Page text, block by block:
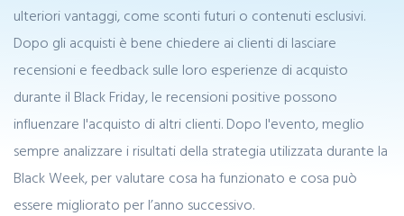
ulteriori vantaggi, come sconti futuri o contenuti esclusivi.
Dopo gli acquisti è bene chiedere ai clienti di lasciare
recensioni e feedback sulle loro esperienze di acquisto
durante il Black Friday, le recensioni positive possono
influenzare l'acquisto di altri clienti. Dopo l'evento, meglio
sempre analizzare i risultati della strategia utilizzata durante la
Black Week, per valutare cosa ha funzionato e cosa può
essere migliorato per l’anno successivo.